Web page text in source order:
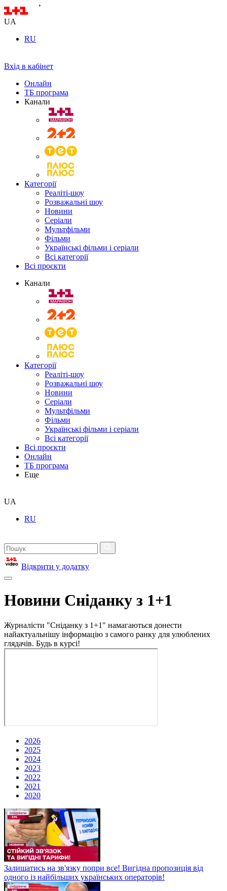
UA
RU
Вхід в кабінет
Онлайн
ТБ програма
Канали
Категорії
Реаліті-шоу
Розважальні шоу
Новини
Серіали
Мультфільми
Фільми
Українські фільми і серіали
Всі категорії
Всі проєкти
Канали
Категорії
Реаліті-шоу
Розважальні шоу
Новини
Серіали
Мультфільми
Фільми
Українські фільми і серіали
Всі категорії
Всі проєкти
Онлайн
ТБ програма
Еще
UA
RU
Відкрити у додатку
Новини Сніданку з 1+1
Журналісти "Сніданку з 1+1" намагаються донести
найактуальнішу інформацію з самого ранку для улюблених
глядачів. Будь в курсі!
2026
2025
2024
2023
2022
2021
2020
Залишатись на зв'язку попри все! Вигідна пропозиція від
одного із найбільших українських операторів!